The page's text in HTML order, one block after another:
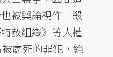
被輿論視作「殺
赦組織》等人權
處死的罪犯，絕